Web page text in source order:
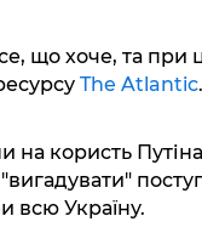
що хоче, та при
The Atlantic.
на користь
всю Україну.